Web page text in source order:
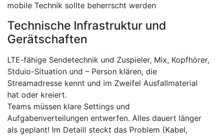
mobile Technik sollte beherrscht werden
Technische Infrastruktur und
Gerätschaften
LTE-fähige Sendetechnik und Zuspieler, Mix, Kopfhörer,
Stduio-Situation und – Person klären, die
Streamadresse kennt und im Zweifel Ausfallmaterial
hat oder kreiert.
Teams müssen klare Settings und
Aufgabenverteilungen entwerfen. Alles dauert länger
als geplant! Im Detaill steckt das Problem (Kabel,